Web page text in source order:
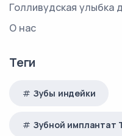
Голливудская улыбка
О нас
Теги
Зубы индейки
Зубной имплантат